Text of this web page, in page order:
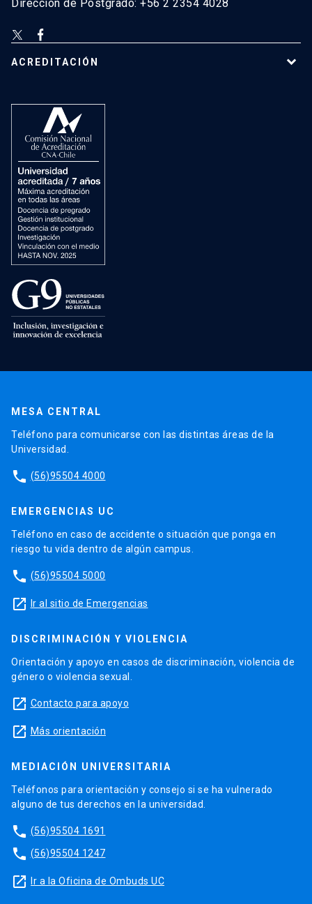
Dirección de Postgrado: +56 2 2354 4028
ACREDITACIÓN
MESA CENTRAL
Teléfono para comunicarse con las distintas áreas de la
Universidad.
phone (56)95504 4000
EMERGENCIAS UC
Teléfono en caso de accidente o situación que ponga en
riesgo tu vida dentro de algún campus.
phone (56)95504 5000
launch Ir al sitio de Emergencias
DISCRIMINACIÓN Y VIOLENCIA
Orientación y apoyo en casos de discriminación, violencia de
género o violencia sexual.
launch Contacto para apoyo
launch Más orientación
MEDIACIÓN UNIVERSITARIA
Teléfonos para orientación y consejo si se ha vulnerado
alguno de tus derechos en la universidad.
phone (56)95504 1691
phone (56)95504 1247
launch Ir a la Oficina de Ombuds UC